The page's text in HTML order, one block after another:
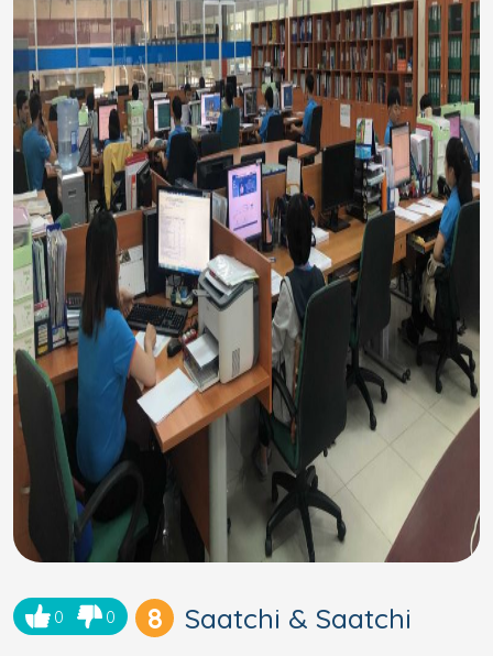
0 0 8 Saatchi & Saatchi